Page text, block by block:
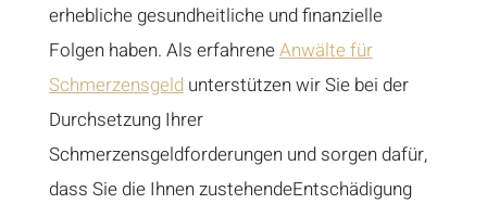
erhebliche gesundheitliche und finanzielle
Folgen haben. Als erfahreneAnwälte für
Schmerzensgeldunterstützen wir Sie bei der
Durchsetzung Ihrer
Schmerzensgeldforderungen und sorgen dafür,
dass Sie die Ihnen zustehendeEntschädigung